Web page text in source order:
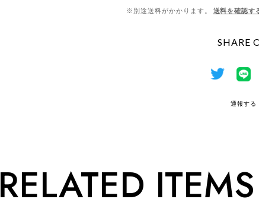
※別途送料がかかります。 送料を確認す
SHARE
通報する
RELATED ITEMS